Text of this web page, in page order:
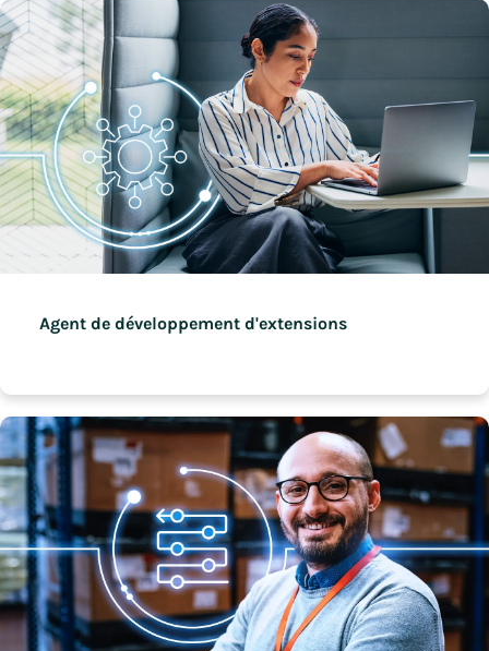
Agent de développement d'extensions